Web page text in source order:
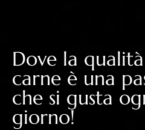
Dove la
carne è una
che si gusta
giorno!